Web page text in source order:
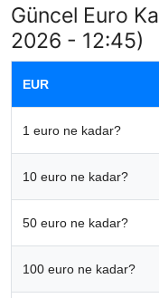
Güncel Euro
2026 - 12:45)
EUR
1 euro ne kadar?
10 euro ne kadar?
50 euro ne kadar?
100 euro ne kadar?